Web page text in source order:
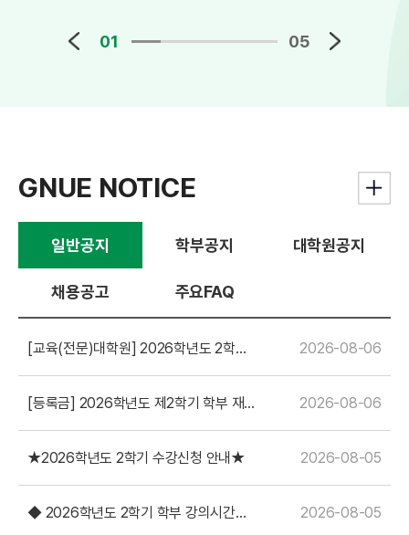
01 05
GNUE NOTICE
일반공지
[교육(전문)대학원] 2026학년도 2학기
2026-08-06
[등록금] 2026학년도 제2학기 학부 재학
2026-08-06
★2026학년도 2학기 수강신청 안내★ 2026-08-05
◆ 2026학년도 2학기 학부 강의시간표
2026-08-05
학부공지 대학원공지
채용공고 주요FAQ